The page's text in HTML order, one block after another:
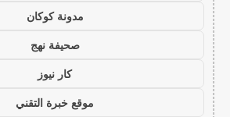
مدونة كوكان
صحيفة نهج
كار نيوز
موقع خبرة التقني